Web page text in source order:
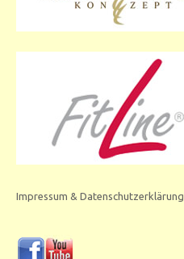
Impressum & Datenschutzerklärung